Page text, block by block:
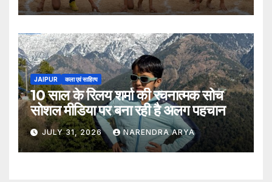
JAIPUR कला एवं साहित्य
10 साल के रिलय शर्मा की रचनात्मक सोच
सोशल मीडिया पर बना रही है अलग पहचान
JULY 31, 2026 NARENDRA ARYA